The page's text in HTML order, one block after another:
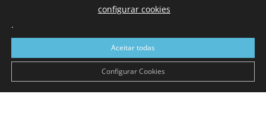
Com sede nas Caldas da Rainha e mais de 90 anos de
a sul de distrito de Leiria, com mais de 40.000 leitores por
toda a região Oeste. Jornal com distribuição em Portugal
Continental e assinatura online.
configurar cookies
.
Aceitar todas
Configurar Cookies